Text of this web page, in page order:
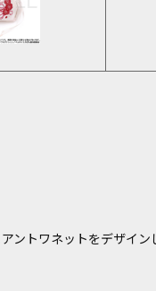
トワネットをデザイン